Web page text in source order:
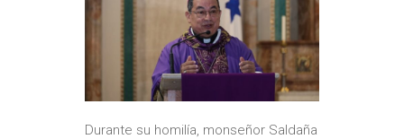
Durante su homilía, monseñor Saldaña